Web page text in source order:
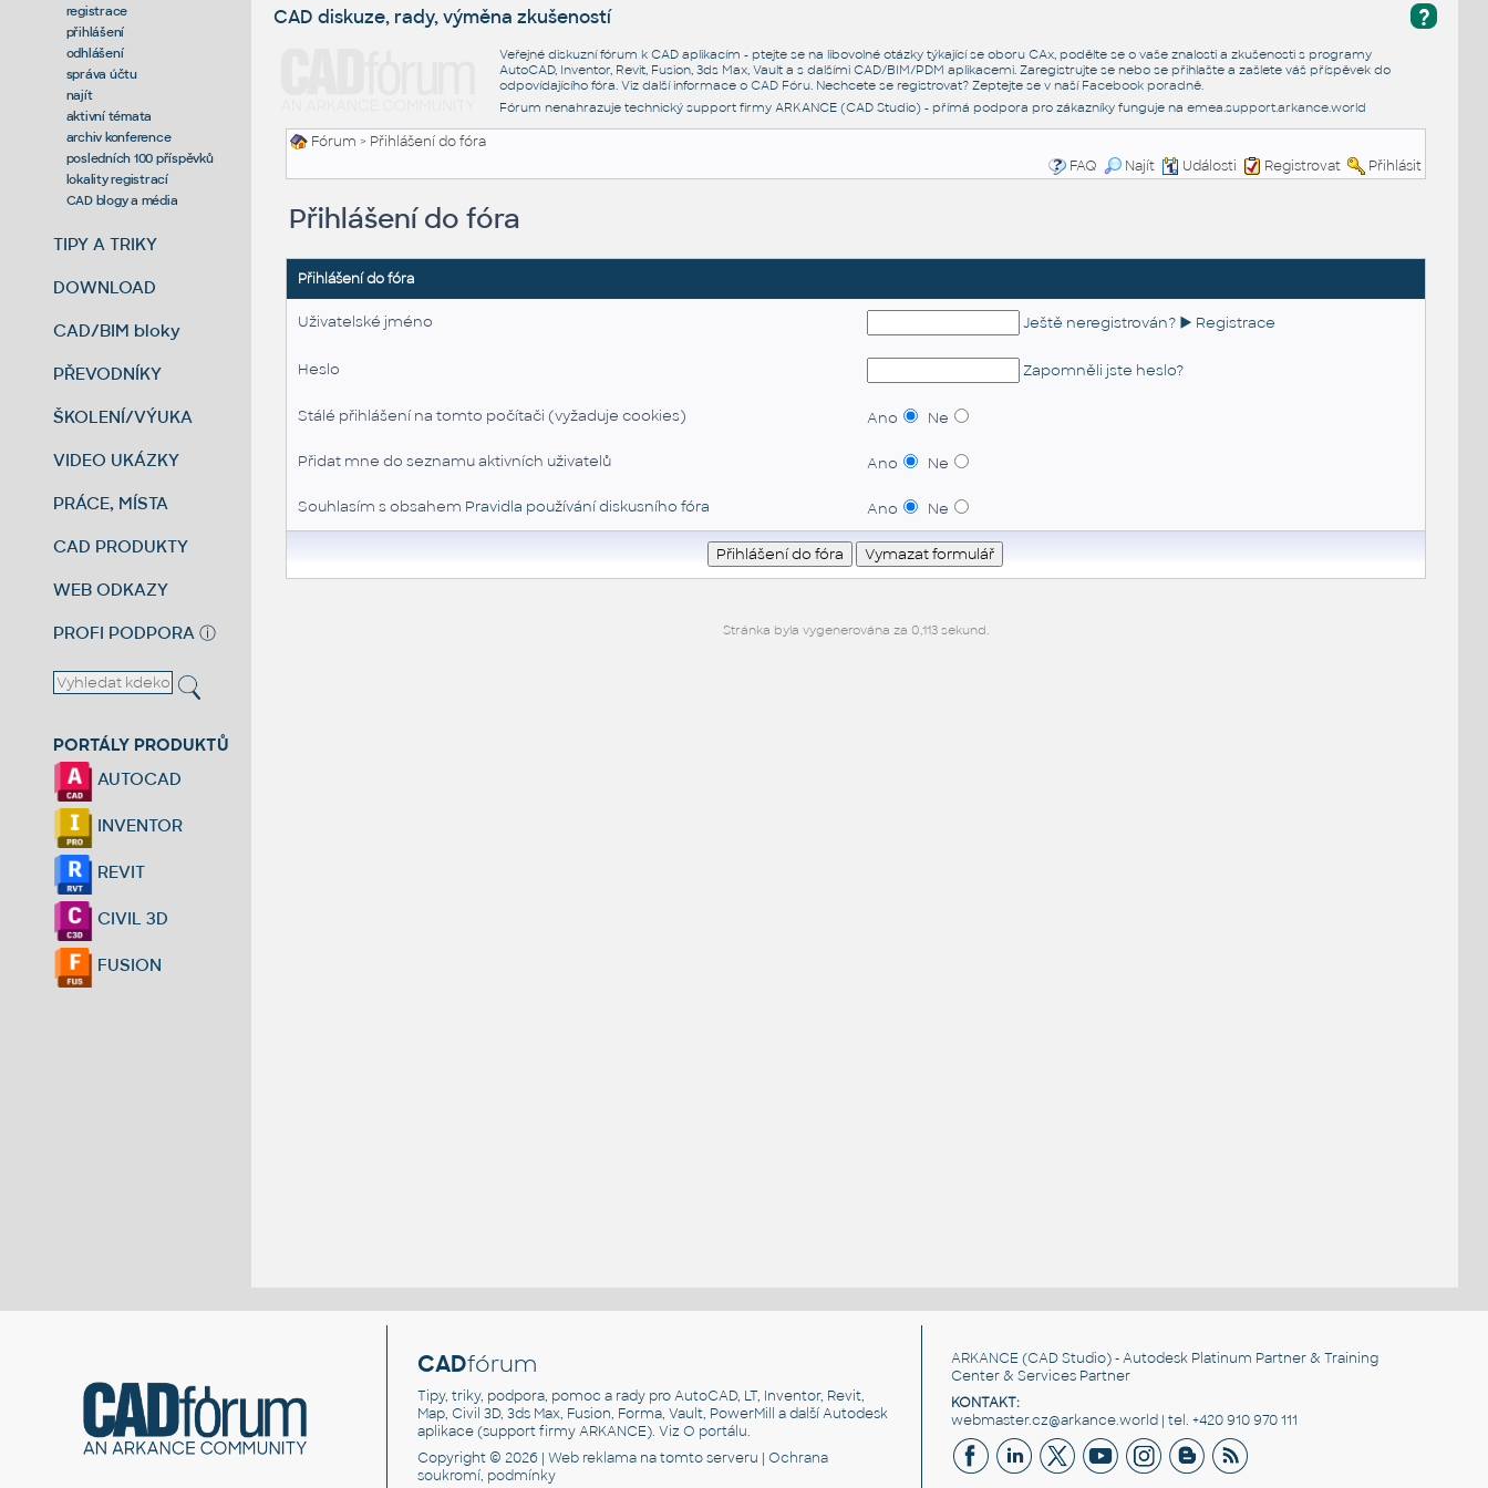
registrace
přihlášení
odhlášení
správa účtu
najít
aktivní témata
archiv konference
posledních 100 příspěvků
lokality registrací
CAD blogy a média
TIPY A TRIKY
DOWNLOAD
CAD/BIM bloky
PŘEVODNÍKY
ŠKOLENÍ/VÝUKA
VIDEO UKÁZKY
PRÁCE, MÍSTA
CAD PRODUKTY
WEB ODKAZY
PROFI PODPORA ⓘ
PORTÁLY PRODUKTŮ
AUTOCAD
INVENTOR
REVIT
CIVIL 3D
FUSION
?
CAD diskuze, rady, výměna zkušeností
Veřejné diskuzní fórum k CAD aplikacím - ptejte se na libovolné otázky týkající se oboru CAx, podělte se o vaše znalosti a zkušenosti s programy
AutoCAD, Inventor, Revit, Fusion, 3ds Max, Vault a s dalšími CAD/BIM/PDM aplikacemi. Zaregistrujte se nebo se přihlašte a zašlete váš příspěvek do
odpovídajícího fóra. Viz další informace o CAD Fóru. Nechcete se registrovat? Zeptejte se v naší Facebook poradně.
Fórum nenahrazuje technický support firmy ARKANCE (CAD Studio) - přímá podpora pro zákazníky funguje na emea.support.arkance.world
Fórum > Přihlášení do fóra
FAQ
Najít Události Registrovat Přihlásit
Přihlášení do fóra
Přihlášení do fóra
Uživatelské jméno Ještě neregistrován? ► Registrace
Heslo Zapomněli jste heslo?
Stálé přihlášení na tomto počítači (vyžaduje cookies) Ano Ne
Přidat mne do seznamu aktivních uživatelů Ano Ne
Souhlasím s obsahem Pravidla používání diskusního fóra Ano Ne
Stránka byla vygenerována za 0,113 sekund.
CADfórum
Tipy, triky, podpora, pomoc a rady pro AutoCAD, LT, Inventor, Revit,
Map, Civil 3D, 3ds Max, Fusion, Forma, Vault, PowerMill a další Autodesk
aplikace (support firmy ARKANCE). VizO portálu.
Copyright © 2026 |Web reklama na tomto serveru |Ochrana
soukromí, podmínky
ARKANCE (CAD Studio) - Autodesk Platinum Partner & Training
Center & Services Partner
KONTAKT:
webmaster.cz@arkance.world | tel. +420 910 970 111